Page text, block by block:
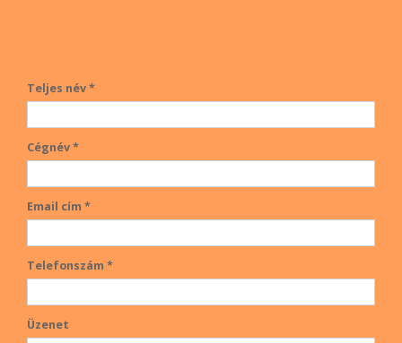
Teljes név *
Cégnév *
Email cím *
Telefonszám *
Üzenet